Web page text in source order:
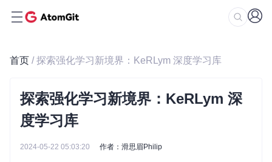
首页 / 探索强化学习新境界：KeRLym 深度学习库
探索强化学习新境界：KeRLym 深
度学习库
2024-05-22 05:03:20 作者：滑思眉Philip